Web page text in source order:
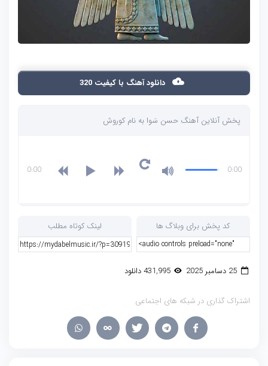
دانلود آهنگ با کیفیت 320
پخش آنلاین آهنگ حسن سَوا به نام کوروش
0:00
0:00
کد پخش برای وبلاگ ها لینک کوتاه مطلب
25 دسامبر 2025 431,995 دانلود
اشتراک گذاری در شبکه های اجتماعی